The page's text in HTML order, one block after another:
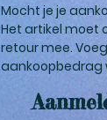
Mocht je je
Het artikel moet
retour mee.
aankoopbedrag